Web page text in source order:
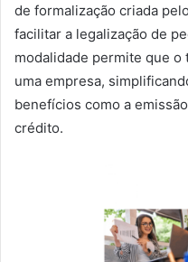
de formalização criada
facilitar a legalização de
modalidade permite que
uma empresa,
benefícios como a
crédito.